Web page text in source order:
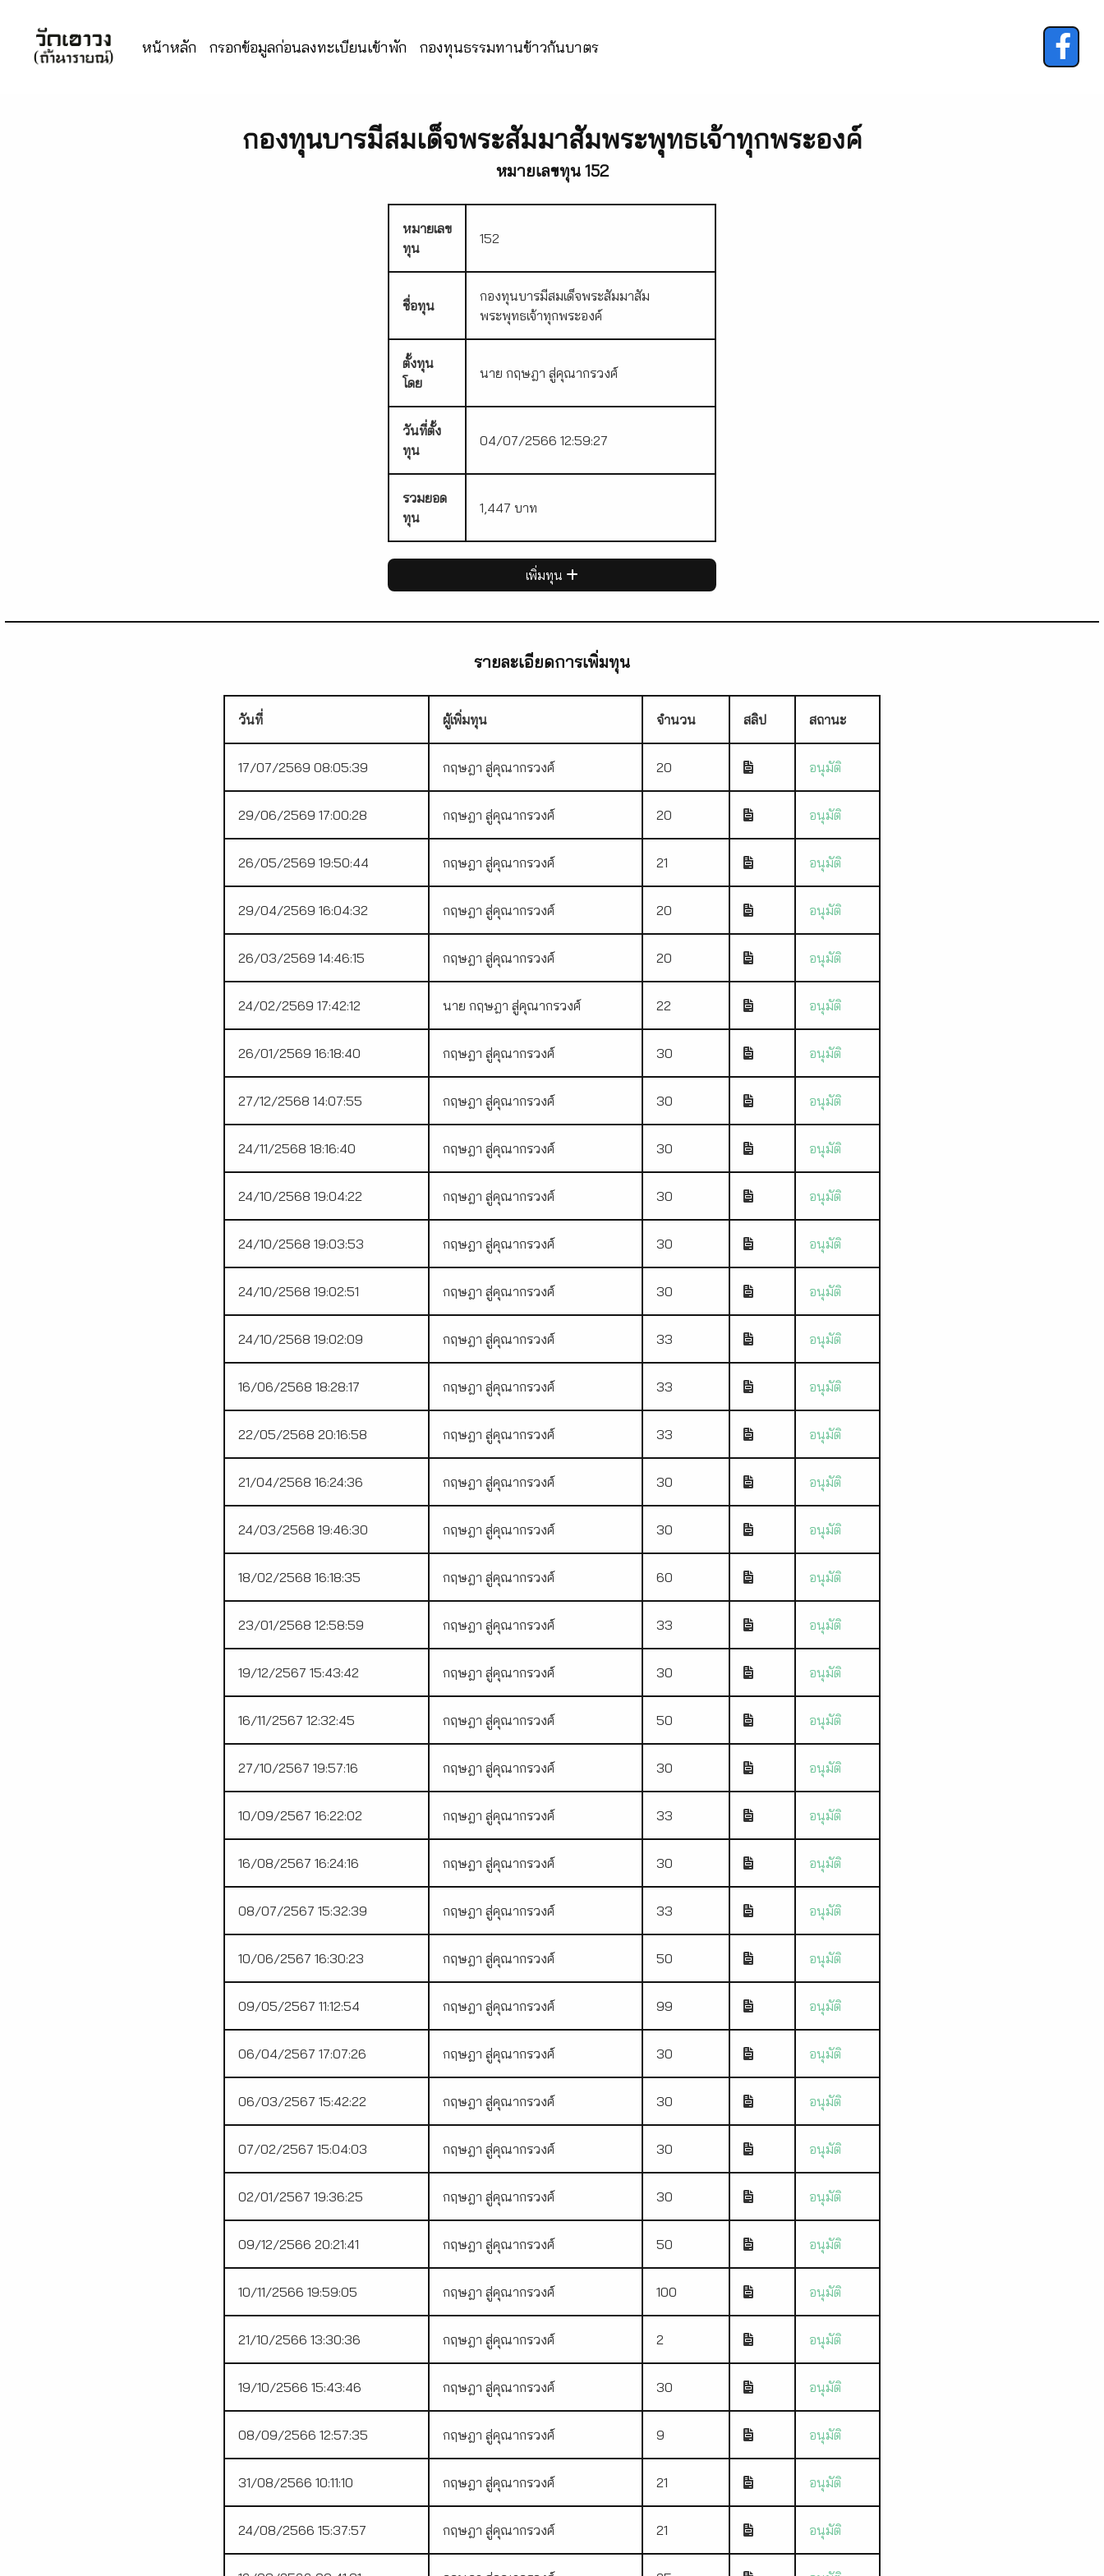
หน้าหลัก กรอกข้อมูลก่อนลงทะเบียนเข้าพัก กองทุนธรรมทานข้าวก้นบาตร
กองทุนบารมีสมเด็จพระสัมมาสัมพระพุทธเจ้าทุกพระองค์
หมายเลขทุน 152
หมายเลข
ทุน
152
ชื่อทุน
กองทุนบารมีสมเด็จพระสัมมาสัม
พระพุทธเจ้าทุกพระองค์
ตั้งทุน
โดย
นาย กฤษฎา สู่คุณากรวงศ์
วันที่ตั้ง
ทุน
04/07/2566 12:59:27
รวมยอด
ทุน
1,447 บาท
เพิ่มทุน
รายละเอียดการเพิ่มทุน
วันที่ ผู้เพิ่มทุน จำนวน สลิป สถานะ
17/07/2569 08:05:39 กฤษฎา สู่คุณากรวงศ์ 20 อนุมัติ
29/06/2569 17:00:28 กฤษฎา สู่คุณากรวงศ์ 20 อนุมัติ
26/05/2569 19:50:44 กฤษฎา สู่คุณากรวงศ์ 21 อนุมัติ
29/04/2569 16:04:32 กฤษฎา สู่คุณากรวงศ์ 20 อนุมัติ
26/03/2569 14:46:15 กฤษฎา สู่คุณากรวงศ์ 20 อนุมัติ
24/02/2569 17:42:12 นาย กฤษฎา สู่คุณากรวงศ์ 22 อนุมัติ
26/01/2569 16:18:40 กฤษฎา สู่คุณากรวงศ์ 30 อนุมัติ
27/12/2568 14:07:55 กฤษฎา สู่คุณากรวงศ์ 30 อนุมัติ
24/11/2568 18:16:40 กฤษฎา สู่คุณากรวงศ์ 30 อนุมัติ
24/10/2568 19:04:22 กฤษฎา สู่คุณากรวงศ์ 30 อนุมัติ
24/10/2568 19:03:53 กฤษฎา สู่คุณากรวงศ์ 30 อนุมัติ
24/10/2568 19:02:51 กฤษฎา สู่คุณากรวงศ์ 30 อนุมัติ
24/10/2568 19:02:09 กฤษฎา สู่คุณากรวงศ์ 33 อนุมัติ
16/06/2568 18:28:17 กฤษฎา สู่คุณากรวงศ์ 33 อนุมัติ
22/05/2568 20:16:58 กฤษฎา สู่คุณากรวงศ์ 33 อนุมัติ
21/04/2568 16:24:36 กฤษฎา สู่คุณากรวงศ์ 30 อนุมัติ
24/03/2568 19:46:30 กฤษฎา สู่คุณากรวงศ์ 30 อนุมัติ
18/02/2568 16:18:35 กฤษฎา สู่คุณากรวงศ์ 60 อนุมัติ
23/01/2568 12:58:59 กฤษฎา สู่คุณากรวงศ์ 33 อนุมัติ
19/12/2567 15:43:42 กฤษฎา สู่คุณากรวงศ์ 30 อนุมัติ
16/11/2567 12:32:45 กฤษฎา สู่คุณากรวงศ์ 50 อนุมัติ
27/10/2567 19:57:16 กฤษฎา สู่คุณากรวงศ์ 30 อนุมัติ
10/09/2567 16:22:02 กฤษฎา สู่คุณากรวงศ์ 33 อนุมัติ
16/08/2567 16:24:16 กฤษฎา สู่คุณากรวงศ์ 30 อนุมัติ
08/07/2567 15:32:39 กฤษฎา สู่คุณากรวงศ์ 33 อนุมัติ
10/06/2567 16:30:23 กฤษฎา สู่คุณากรวงศ์ 50 อนุมัติ
09/05/2567 11:12:54 กฤษฎา สู่คุณากรวงศ์ 99 อนุมัติ
06/04/2567 17:07:26 กฤษฎา สู่คุณากรวงศ์ 30 อนุมัติ
06/03/2567 15:42:22 กฤษฎา สู่คุณากรวงศ์ 30 อนุมัติ
07/02/2567 15:04:03 กฤษฎา สู่คุณากรวงศ์ 30 อนุมัติ
02/01/2567 19:36:25 กฤษฎา สู่คุณากรวงศ์ 30 อนุมัติ
09/12/2566 20:21:41 กฤษฎา สู่คุณากรวงศ์ 50 อนุมัติ
10/11/2566 19:59:05 กฤษฎา สู่คุณากรวงศ์ 100 อนุมัติ
21/10/2566 13:30:36 กฤษฎา สู่คุณากรวงศ์ 2 อนุมัติ
19/10/2566 15:43:46 กฤษฎา สู่คุณากรวงศ์ 30 อนุมัติ
08/09/2566 12:57:35 กฤษฎา สู่คุณากรวงศ์ 9 อนุมัติ
31/08/2566 10:11:10 กฤษฎา สู่คุณากรวงศ์ 21 อนุมัติ
24/08/2566 15:37:57 กฤษฎา สู่คุณากรวงศ์ 21 อนุมัติ